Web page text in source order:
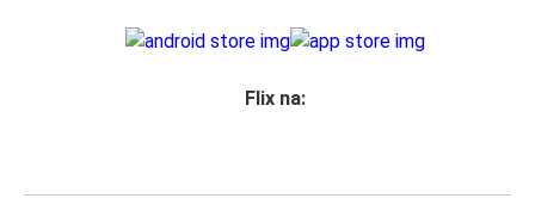
Flix na: